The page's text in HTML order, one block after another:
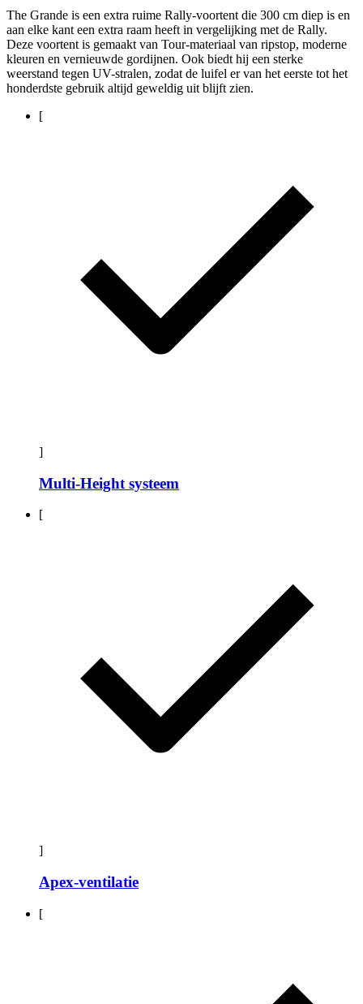
The Grande is een extra ruime Rally-voortent die 300 cm diep is en
aan elke kant een extra raam heeft in vergelijking met de Rally.
Deze voortent is gemaakt van Tour-materiaal van ripstop, moderne
kleuren en vernieuwde gordijnen. Ook biedt hij een sterke
weerstand tegen UV-stralen, zodat de luifel er van het eerste tot het
honderdste gebruik altijd geweldig uit blijft zien.
[
]
Multi-Height systeem
[
]
Apex-ventilatie
[